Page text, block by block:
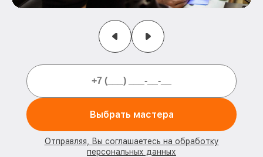
Выбрать мастера
Отправляя, Вы соглашаетесь на обработку
персональных данных